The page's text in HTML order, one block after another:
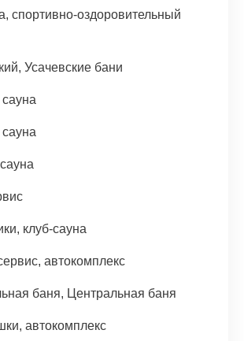
спортивно-оздоровительный
Усачевские бани
клуб-сауна
автокомплекс
баня, Центральная баня
автокомплекс